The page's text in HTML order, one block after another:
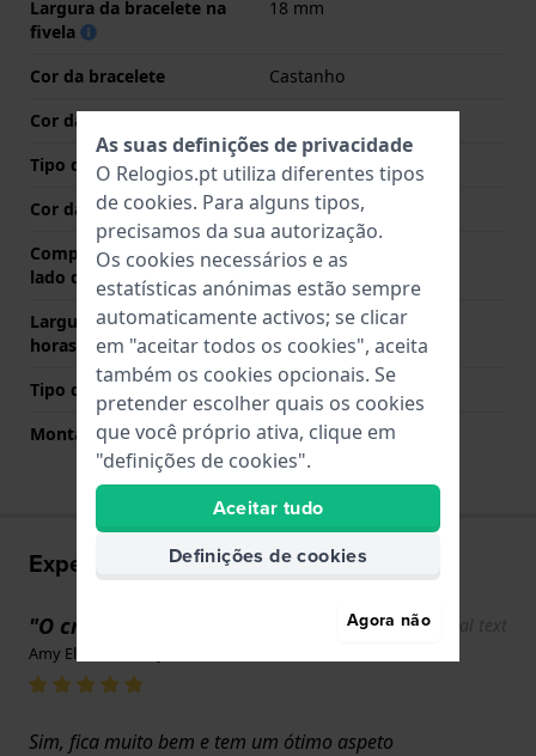
Largura da bracelete na
fivela
18 mm
Cor da bracelete
Castanho
Cor das costuras
Tipo de Fecho
Fecho
Cor da fivela
Prata
Comprimento de banda no
lado das 12 horas
85 mm
Largura de banda lado 6
horas (mm)
125 mm
Tipo de montagem
Pinos de pressão
Montagem Reta
Sim
Experiências utilizador
"O cromo " Show original text
Amy Elmer · 17 de junho de 2022
Sim, fica muito bem e tem um ótimo aspeto
As suas definições de privacidade
O Relogios.pt utiliza diferentes tipos
de cookies. Para alguns tipos,
precisamos da sua autorização.
Os cookies necessários e as
estatísticas anónimas estão sempre
automaticamente activos; se clicar
em "aceitar todos os cookies", aceita
também os cookies opcionais. Se
pretender escolher quais os cookies
que você próprio ativa, clique em
"definições de cookies".
Aceitar tudo
Definições de cookies
Agora não